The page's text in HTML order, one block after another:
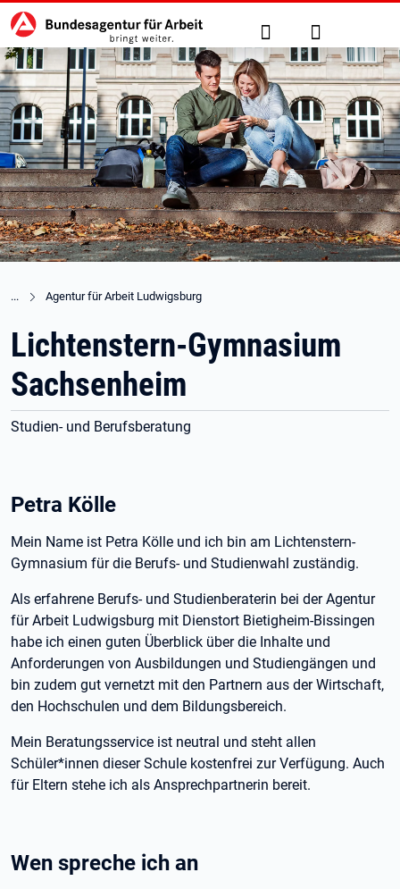
zu den Hauptinhalten springen
Hauptnavigation Suche Anmelden
Agentur für Arbeit Ludwigsburg
Lichtenstern-Gymnasium
Sachsenheim
Studien- und Berufsberatung
Petra Kölle
Mein Name ist Petra Kölle und ich bin am Lichtenstern-
Gymnasium für die Berufs- und Studienwahl zuständig.
Als erfahrene Berufs- und Studienberaterin bei der Agentur
für Arbeit Ludwigsburg mit Dienstort Bietigheim-Bissingen
habe ich einen guten Überblick über die Inhalte und
Anforderungen von Ausbildungen und Studiengängen und
bin zudem gut vernetzt mit den Partnern aus der Wirtschaft,
den Hochschulen und dem Bildungsbereich.
Mein Beratungsservice ist neutral und steht allen
Schüler*innen dieser Schule kostenfrei zur Verfügung. Auch
für Eltern stehe ich als Ansprechpartnerin bereit.
Wen spreche ich an